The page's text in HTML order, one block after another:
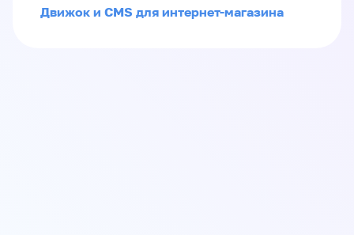
Движок и CMS для интернет-магазина